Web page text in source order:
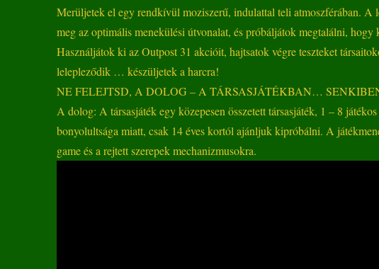
Merüljetek el egy rendkívül moziszerű, indulattal teli atmoszférában. A
meg az optimális menekülési útvonalat, és próbáljátok megtalálni,
Használjátok ki az Outpost 31 akcióit, hajtsatok végre teszteket
lelepleződik … készüljetek a harcra!
NE FELEJTSD, A DOLOG – A TÁRSASJÁTÉKBAN…
A dolog: A társasjáték egy közepesen összetett társasjáték, 1 – 8
bonyolultsága miatt, csak 14 éves kortól ajánljuk kipróbálni. A
game és a rejtett szerepek mechanizmusokra.